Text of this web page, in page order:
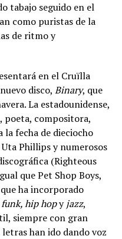
tabajo seguido en el
como puristas de la
de ritmo y
en el Cruïlla
disco, Binary, que
La estadounidense,
compositora,
fecha de dieciocho
Phillips y numerosos
(Righteous
que Pet Shop Boys,
ha incorporado
hip hopyjazz,
siempre con gran
han ido dando voz